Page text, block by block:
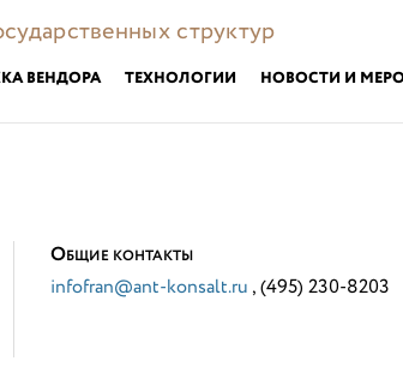
структур
ВЕНДОРА ТЕХНОЛОГИИ НОВОСТИ И
ОБЩИЕ КОНТАКТЫ
infofran@ant-konsalt.ru , (495) 230-8203